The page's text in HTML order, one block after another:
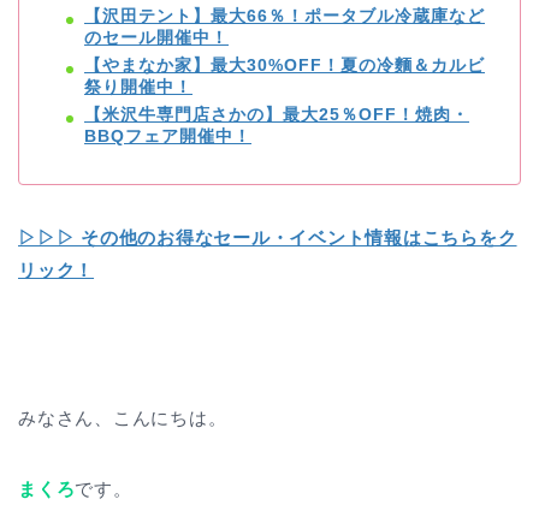
【沢田テント】最大66％！ポータブル冷蔵庫など
のセール開催中！
【やまなか家】最大30%OFF！夏の冷麵＆カルビ
祭り開催中！
【米沢牛専門店さかの】最大25％OFF！焼肉・
BBQフェア開催中！
▷▷▷ その他のお得なセール・イベント情報はこちらをク
リック！
みなさん、こんにちは。
まくろです。